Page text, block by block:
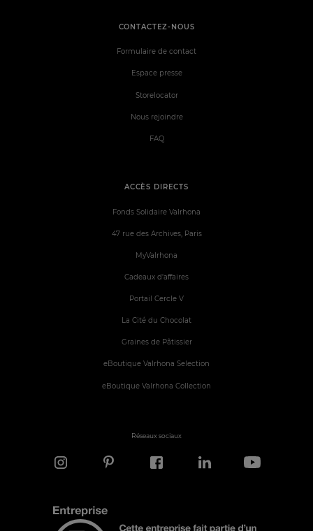
ACCÈS DIRECTS
Fonds Solidaire Valrhona
47 rue des Archives, Paris
MyValrhona
Cadeaux d'affaires
Portail Cercle V
La Cité du Chocolat
Graines de Pâtissier
eBoutique Valrhona Selection
eBoutique Valrhona Collection
CONTACTEZ-NOUS
Formulaire de contact
Espace presse
Storelocator
Nous rejoindre
FAQ
Réseaux sociaux